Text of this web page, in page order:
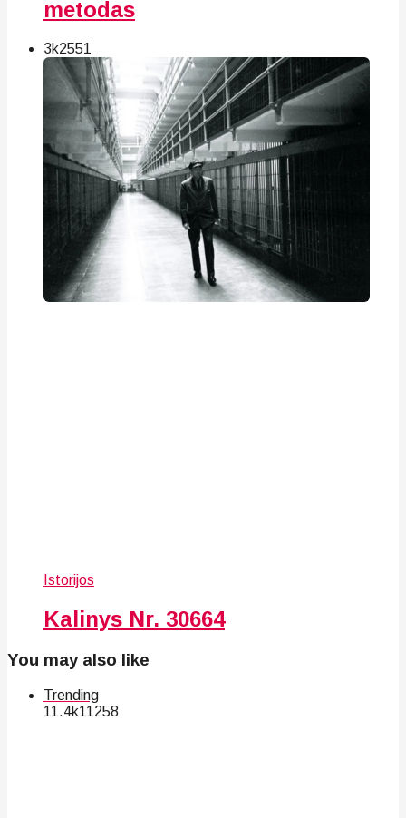
metodas
3k2551
Istorijos
Kalinys Nr. 30664
You may also like
Trending
11.4k11258